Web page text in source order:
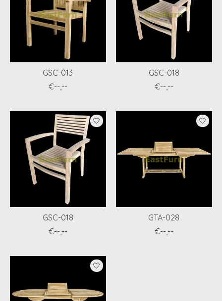
GSC-013
€--,--
GSC-018
€--,--
GSC-018
€--,--
GTA-028
€--,--